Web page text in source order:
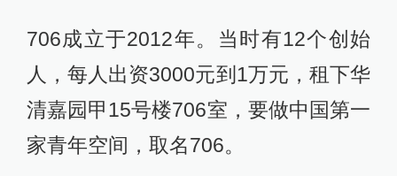
706成立于2012年。当时有12个创始
人，每人出资3000元到1万元，租下华
清嘉园甲15号楼706室，要做中国第一
家青年空间，取名706。